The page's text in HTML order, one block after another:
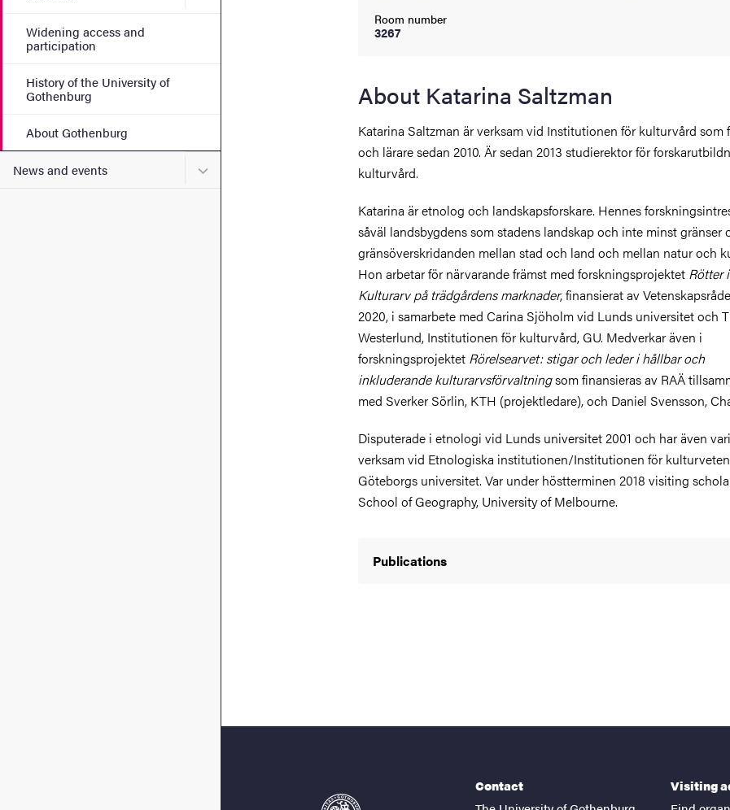
Widening access and
participation
History of the University of
Gothenburg
About Gothenburg
News and events Submenu for News and events
Room number
3267
About Katarina Saltzman
Katarina Saltzman är verksam vid Institutionen för kulturvård som
och lärare sedan 2010. Är sedan 2013 studierektor för
kulturvård.
Katarina är etnolog och landskapsforskare. Hennes
såväl landsbygdens som stadens landskap och inte minst gränser
gränsöverskridanden mellan stad och land och mellan natur och
Hon arbetar för närvarande främst med forskningsprojektet Rötter
Kulturarv på trädgårdens marknader, finansierat av
2020, i samarbete med Carina Sjöholm vid Lunds universitet och
Westerlund, Institutionen för kulturvård, GU. Medverkar även i
forskningsprojektet Rörelsearvet: stigar och leder i hållbar och
inkluderande kulturarvsförvaltningsom finansieras av RAÄ
med Sverker Sörlin, KTH (projektledare), och Daniel Svensson,
Disputerade i etnologi vid Lunds universitet 2001 och har även
verksam vid Etnologiska institutionen/Institutionen för
Göteborgs universitet. Var under höstterminen 2018 visiting
School of Geography, University of Melbourne.
Publications
Contact
Visiting